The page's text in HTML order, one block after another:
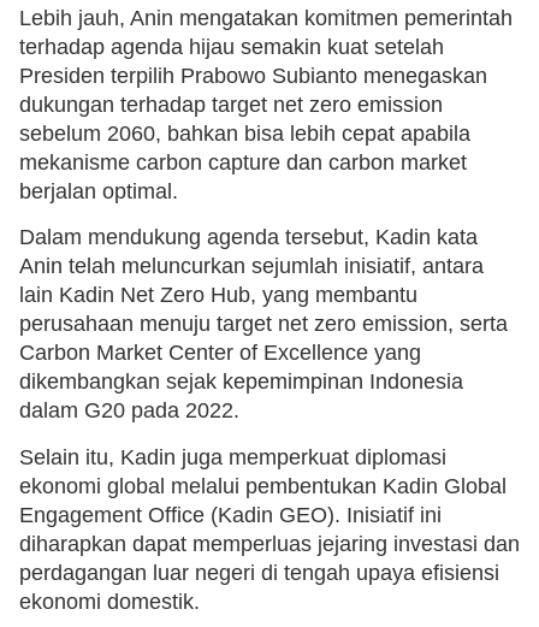
Lebih jauh, Anin mengatakan komitmen pemerintah
terhadap agenda hijau semakin kuat setelah
Presiden terpilih Prabowo Subianto menegaskan
dukungan terhadap target net zero emission
sebelum 2060, bahkan bisa lebih cepat apabila
mekanisme carbon capture dan carbon market
berjalan optimal.
Dalam mendukung agenda tersebut, Kadin kata
Anin telah meluncurkan sejumlah inisiatif, antara
lain Kadin Net Zero Hub, yang membantu
perusahaan menuju target net zero emission, serta
Carbon Market Center of Excellence yang
dikembangkan sejak kepemimpinan Indonesia
dalam G20 pada 2022.
Selain itu, Kadin juga memperkuat diplomasi
ekonomi global melalui pembentukan Kadin Global
Engagement Office (Kadin GEO). Inisiatif ini
diharapkan dapat memperluas jejaring investasi dan
perdagangan luar negeri di tengah upaya efisiensi
ekonomi domestik.